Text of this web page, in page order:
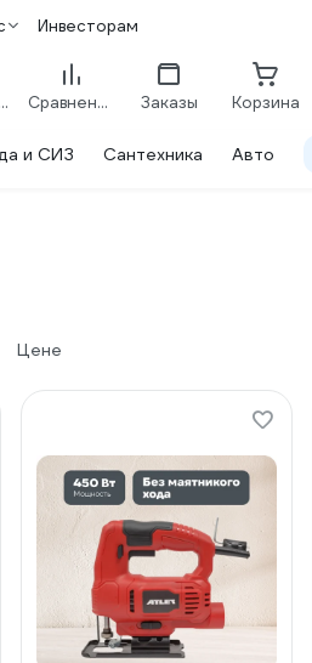
Инвесторам
Избранное Сравнение Заказы Корзина
и СИЗ Сантехника Авто
Цене